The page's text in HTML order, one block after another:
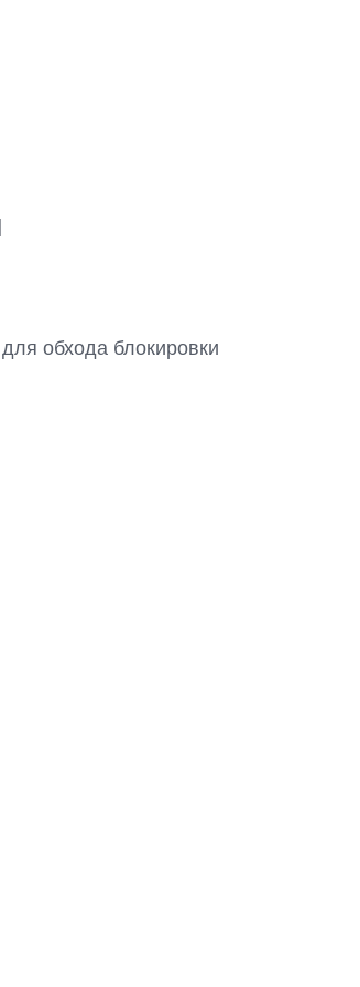
обхода блокировки